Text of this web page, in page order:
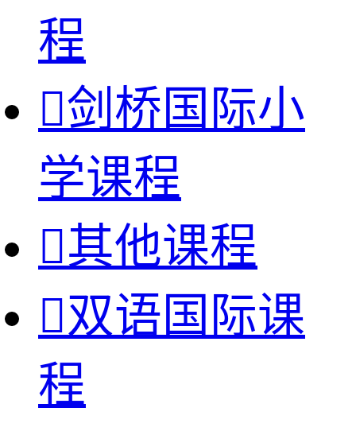
程
剑桥国际小
学课程
其他课程
双语国际课
程